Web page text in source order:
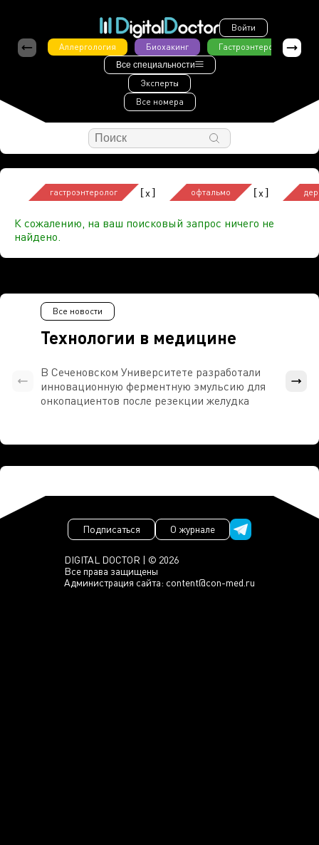
Войти
Аллергология
Биохакинг Гастроэнтерология
Все специальности
Эксперты
Все номера
гастроэнтеролог [x] офтальмо [x]
К сожалению, на ваш поисковый запрос ничего не
найдено.
Технологии в медицине
Все новости
В Сеченовском Университете разработали
инновационную ферментную эмульсию для
онкопациентов после резекции желудка
DIGITAL DOCTOR | © 2026
Все права защищены
Администрация сайта: content@con-med.ru
Подписаться О журнале